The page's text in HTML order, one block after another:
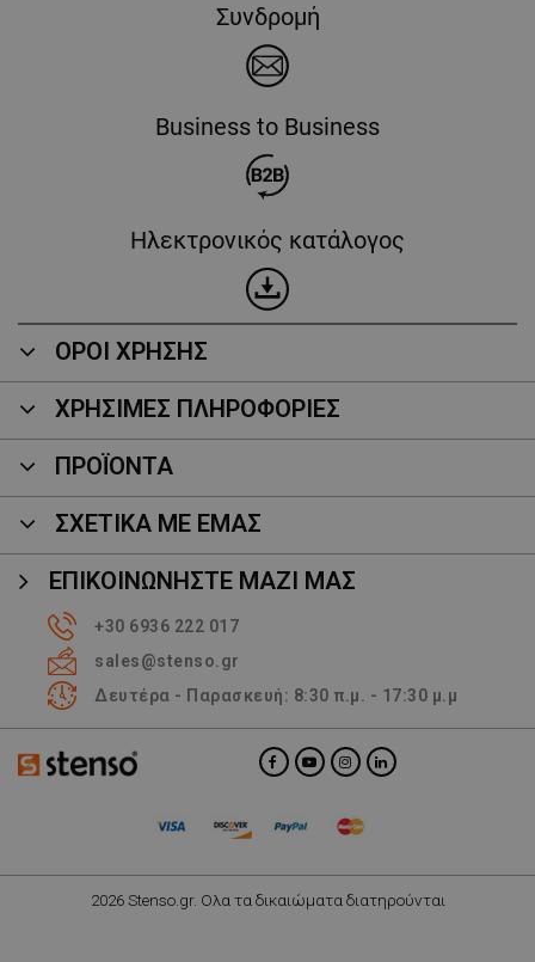
Συνδρομή
Business to Business
Ηλεκτρονικός κατάλογος
ΟΡΟΙ ΧΡΗΣΗΣ
ΧΡΗΣΙΜΕΣ ΠΛΗΡΟΦΟΡΙΕΣ
ΠΡΟΪΌΝΤΑ
ΣΧΕΤΙΚΑ ΜΕ ΕΜΑΣ
ΕΠΙΚΟΙΝΩΝΉΣΤΕ ΜΑΖΊ ΜΑΣ
+30 6936 222 017
sales@stenso.gr
Δευτέρα - Παρασκευή: 8:30 π.μ. - 17:30 μ.μ
2026 Stenso.gr. Ολα τα δικαιώματα διατηρούνται